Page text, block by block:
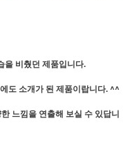
을 비췄던 제품입니다.
도 소개가 된 제품이랍니다. ^^
느낌을 연출해 보실 수 있답니